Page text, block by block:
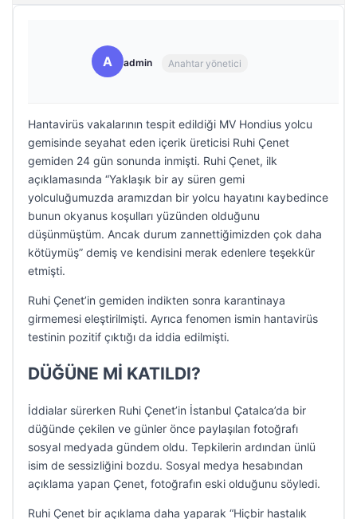
A admin Anahtar yönetici
Hantavirüs vakalarının tespit edildiği MV Hondius yolcu
gemisinde seyahat eden içerik üreticisi Ruhi Çenet
gemiden 24 gün sonunda inmişti. Ruhi Çenet, ilk
açıklamasında “Yaklaşık bir ay süren gemi
yolculuğumuzda aramızdan bir yolcu hayatını kaybedince
bunun okyanus koşulları yüzünden olduğunu
düşünmüştüm. Ancak durum zannettiğimizden çok daha
kötüymüş” demiş ve kendisini merak edenlere teşekkür
etmişti.
Ruhi Çenet’in gemiden indikten sonra karantinaya
girmemesi eleştirilmişti. Ayrıca fenomen ismin hantavirüs
testinin pozitif çıktığı da iddia edilmişti.
DÜĞÜNE Mİ KATILDI?
İddialar sürerken Ruhi Çenet’in İstanbul Çatalca’da bir
düğünde çekilen ve günler önce paylaşılan fotoğrafı
sosyal medyada gündem oldu. Tepkilerin ardından ünlü
isim de sessizliğini bozdu. Sosyal medya hesabından
açıklama yapan Çenet, fotoğrafın eski olduğunu söyledi.
Ruhi Çenet bir açıklama daha yaparak “Hiçbir hastalık